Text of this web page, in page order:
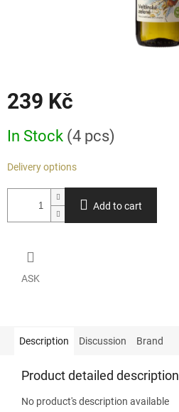
239 Kč
price:
In Stock (4 pcs)
Delivery options
Add to cart
ASK
Description Discussion Brand
Product detailed description
No product's description available